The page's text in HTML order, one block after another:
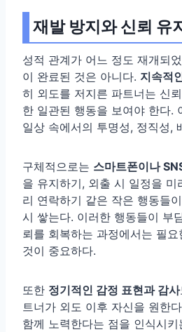
재발 방지와 신뢰 유
성적 관계가 어느 정도 재개되
이 완료된 것은 아니다. 지속적
히 외도를 저지른 파트너는 신
한 일관된 행동을 보여야 한다.
일상 속에서의 투명성, 정직성,
구체적으로는 스마트폰이나
을 유지하기, 외출 시 일정을 미
리 연락하기 같은 작은 행동들
시 쌓는다. 이러한 행동들이 부
뢰를 회복하는 과정에서는 필
것이 중요하다.
또한 정기적인 감정 표현과 감사
트너가 외도 이후 자신을 원한
함께 노력한다는 점을 인식시